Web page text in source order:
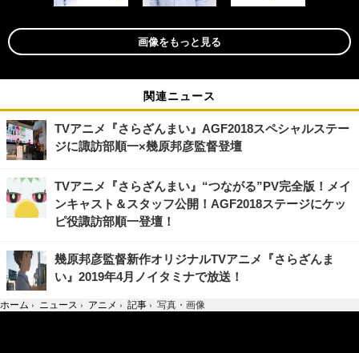
画像をもっと見る
関連ニュース
TVアニメ『さらざんまい』AGF2018スペシャルステー
ジに諏訪部順一×幾原邦彦監督登壇
TVアニメ『さらざんまい』“つながる”PV完全版！メイ
ンキャスト＆スタッフ公開！AGF2018ステージにケッ
ピ役諏訪部順一登壇！
幾原邦彦監督新作オリジナルTVアニメ『さらざんま
い』2019年4月ノイタミナで放送！
ホーム › ニュース › アニメ › 記事 › 写真・画像